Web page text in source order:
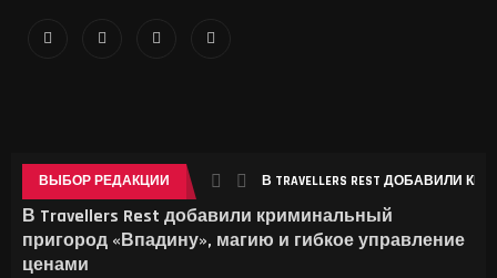
ВЫБОР РЕДАКЦИИ В TRAVELLERS REST
В Travellers Rest добавили криминальный
пригород «Впадину», магию и гибкое управление
ценами